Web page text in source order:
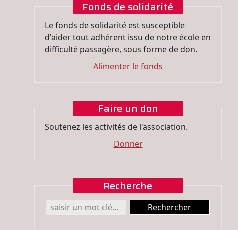
Fonds de solidarité
Le fonds de solidarité est susceptible
d'aider tout adhérent issu de notre école en
difficulté passagère, sous forme de don.
Alimenter le fonds
Faire un don
Soutenez les activités de l'association.
Donner
Recherche